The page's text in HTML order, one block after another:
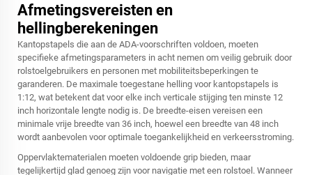
Afmetingsvereisten en
hellingberekeningen
Kantopstapels die aan de ADA-voorschriften voldoen, moeten
specifieke afmetingsparameters in acht nemen om veilig gebruik door
rolstoelgebruikers en personen met mobiliteitsbeperkingen te
garanderen. De maximale toegestane helling voor kantopstapels is
1:12, wat betekent dat voor elke inch verticale stijging ten minste 12
inch horizontale lengte nodig is. De breedte-eisen vereisen een
minimale vrije breedte van 36 inch, hoewel een breedte van 48 inch
wordt aanbevolen voor optimale toegankelijkheid en verkeersstroming.
Oppervlaktematerialen moeten voldoende grip bieden, maar
tegelijkertijd glad genoeg zijn voor navigatie met een rolstoel. Wanneer